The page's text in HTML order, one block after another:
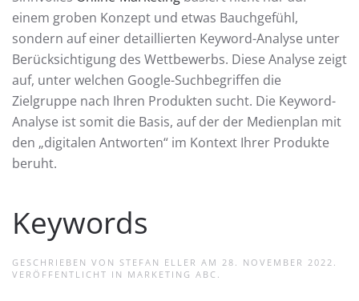
einem groben Konzept und etwas Bauchgefühl,
sondern auf einer detaillierten Keyword-Analyse unter
Berücksichtigung des Wettbewerbs. Diese Analyse zeigt
auf, unter welchen Google-Suchbegriffen die
Zielgruppe nach Ihren Produkten sucht. Die Keyword-
Analyse ist somit die Basis, auf der der Medienplan mit
den „digitalen Antworten“ im Kontext Ihrer Produkte
beruht.
Keywords
GESCHRIEBEN VON STEFAN ELLER AM 28. NOVEMBER 2022
VERÖFFENTLICHT IN MARKETING ABC